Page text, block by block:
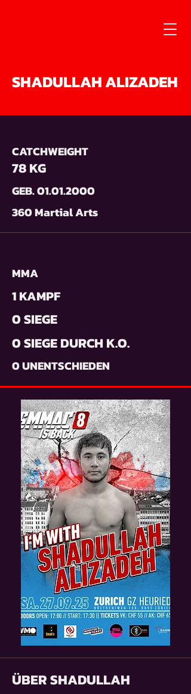
SHADULLAH ALIZADEH
CATCHWEIGHT
78 KG
GEB.01.01.2000
360 Martial Arts
MMA
1 KAMPF
0 SIEGE
0 SIEGE DURCH K.O.
0 UNENTSCHIEDEN
ÜBER SHADULLAH